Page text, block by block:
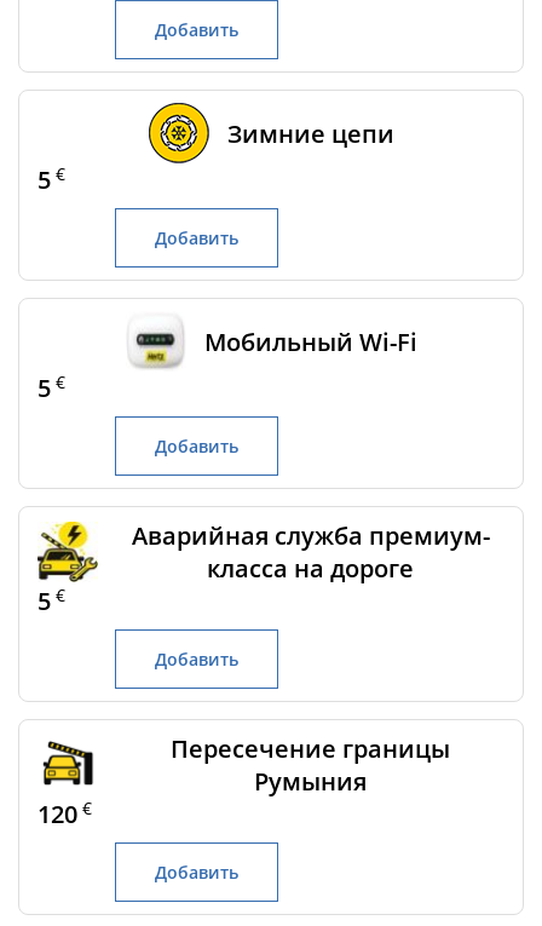
Добавить
Зимние цепи
5 €
Добавить
Мобильный Wi-Fi
5 €
Добавить
Аварийная служба премиум-
класса на дороге
5 €
Добавить
Пересечение границы
Румыния
120 €
Добавить